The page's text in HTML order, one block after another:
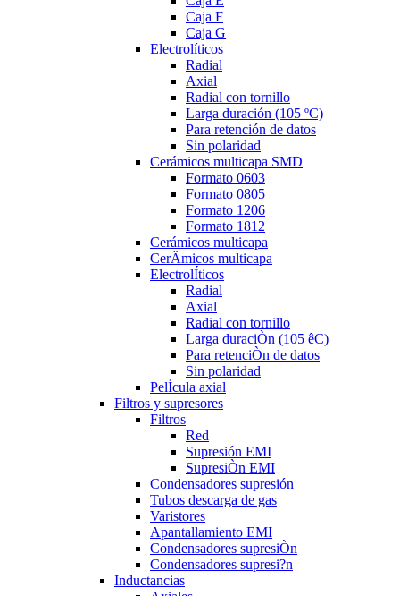
Caja F
Caja G
Electrolíticos
Radial
Axial
Radial con tornillo
Larga duración (105 ºC)
Para retención de datos
Sin polaridad
Cerámicos multicapa SMD
Formato 0603
Formato 0805
Formato 1206
Formato 1812
Cerámicos multicapa
CerÄmicos multicapa
ElectrolÍticos
Radial
Axial
Radial con tornillo
Larga duraciÒn (105 êC)
Para retenciÒn de datos
Sin polaridad
PelÍcula axial
Filtros y supresores
Filtros
Red
Supresión EMI
SupresiÒn EMI
Condensadores supresión
Tubos descarga de gas
Varistores
Apantallamiento EMI
Condensadores supresiÒn
Condensadores supresi?n
Inductancias